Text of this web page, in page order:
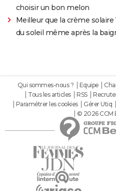
choisir un bon melon
Meilleur que la crème
du soleil même après la
Qui sommes-nous ? Equipe
Tous les articles
RSS
Paramétrer les cookies
Gérer Utiq
© 2026 CCM